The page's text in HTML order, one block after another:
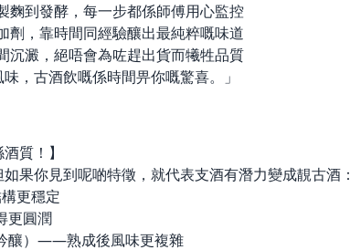
到發酵，每一步都係師傅用心監控
，靠時間同經驗釀出最純粹嘅味道
澱，絕唔會為咗趕出貨而犧牲品質
，古酒飲嘅係時間畀你嘅驚喜。」
質！】
果你見到呢啲特徵，就代表支酒有潛力變成靚古酒：
更穩定
更圓潤
釀）——熟成後風味更複雜